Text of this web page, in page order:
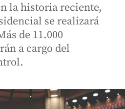
la historia reciente,
se realizará
de 11.000
a cargo del